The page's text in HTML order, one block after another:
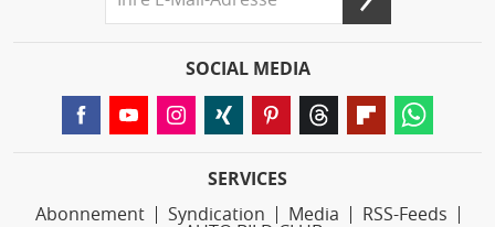
SOCIAL MEDIA
SERVICES
Abonnement
Syndication Media
RSS-Feeds